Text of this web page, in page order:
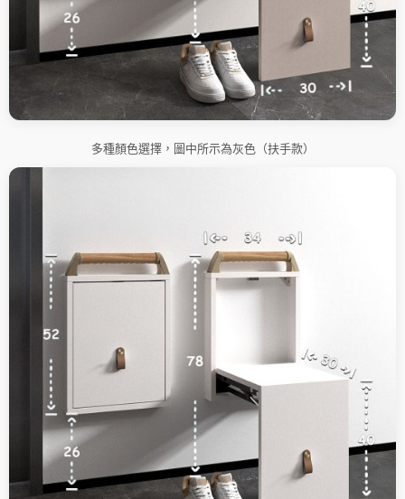
多種顏色選擇，圖中所示為灰色（扶手款）